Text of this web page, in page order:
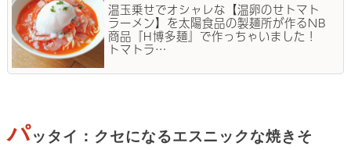
温玉乗せでオシャレな【温卵のせトマト
ラーメン】を太陽食品の製麺所が作るNB
商品『H博多麺』で作っちゃいました！
トマトラ…
パッタイ：クセになるエスニックな焼きそ